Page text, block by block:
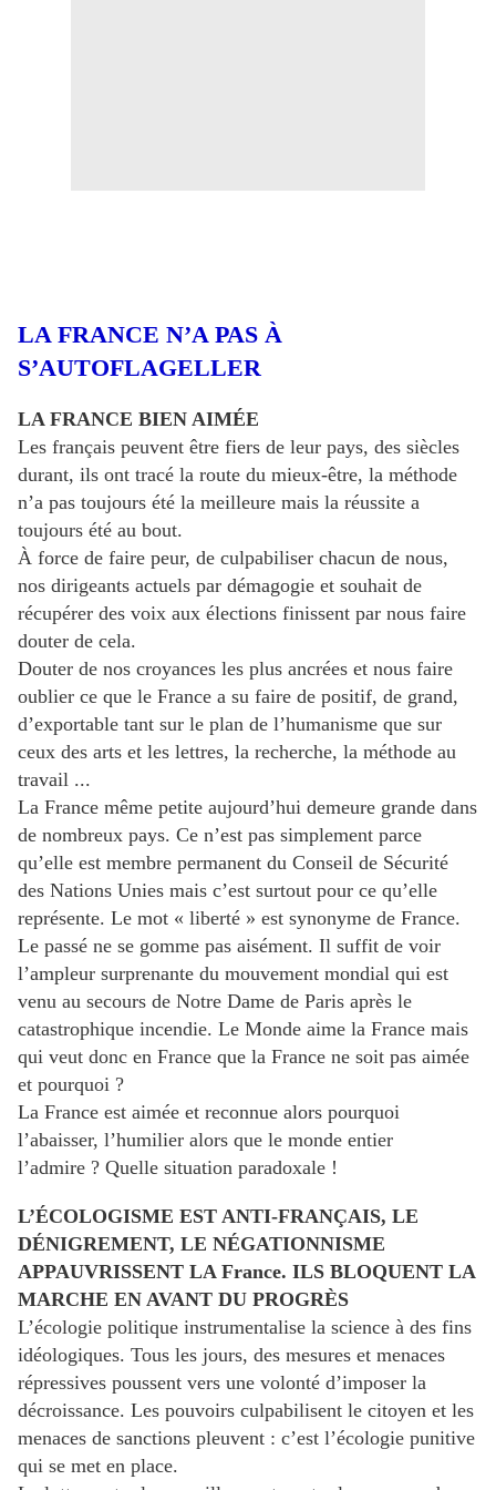
LA FRANCE N’A PAS À
S’AUTOFLAGELLER
LA FRANCE BIEN AIMÉE
Les français peuvent être fiers de leur pays, des siècles
durant, ils ont tracé la route du mieux-être, la méthode
n’a pas toujours été la meilleure mais la réussite a
toujours été au bout.
À force de faire peur, de culpabiliser chacun de nous,
nos dirigeants actuels par démagogie et souhait de
récupérer des voix aux élections finissent par nous faire
douter de cela.
Douter de nos croyances les plus ancrées et nous faire
oublier ce que le France a su faire de positif, de grand,
d’exportable tant sur le plan de l’humanisme que sur
ceux des arts et les lettres, la recherche, la méthode au
travail ...
La France même petite aujourd’hui demeure grande dans
de nombreux pays. Ce n’est pas simplement parce
qu’elle est membre permanent du Conseil de Sécurité
des Nations Unies mais c’est surtout pour ce qu’elle
représente. Le mot « liberté » est synonyme de France.
Le passé ne se gomme pas aisément. Il suffit de voir
l’ampleur surprenante du mouvement mondial qui est
venu au secours de Notre Dame de Paris après le
catastrophique incendie. Le Monde aime la France mais
qui veut donc en France que la France ne soit pas aimée
et pourquoi ?
La France est aimée et reconnue alors pourquoi
l’abaisser, l’humilier alors que le monde entier
l’admire ? Quelle situation paradoxale !
L’ÉCOLOGISME EST ANTI-FRANÇAIS, LE
DÉNIGREMENT, LE NÉGATIONNISME
APPAUVRISSENT LA France. ILS BLOQUENT LA
MARCHE EN AVANT DU PROGRÈS
L’écologie politique instrumentalise la science à des fins
idéologiques. Tous les jours, des mesures et menaces
répressives poussent vers une volonté d’imposer la
décroissance. Les pouvoirs culpabilisent le citoyen et les
menaces de sanctions pleuvent : c’est l’écologie punitive
qui se met en place.